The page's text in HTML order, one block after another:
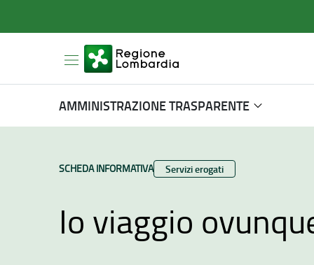
AMMINISTRAZIONE TRASPARENTE
TIPO CONTENUTO:
SCHEDA INFORMATIVA Categoria:
Servizi erogati
Io viaggio